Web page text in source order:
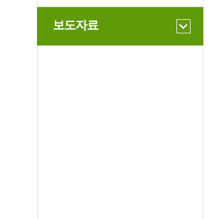
보도자료